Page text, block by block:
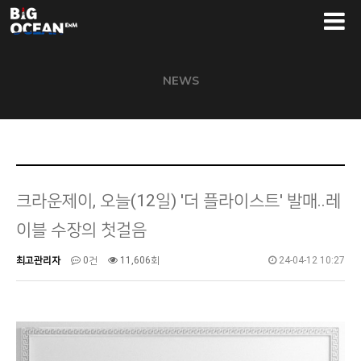
NEWS
크라운제이, 오늘(12일) '더 플라이스트' 발매..레
이블 수장의 첫걸음
최고관리자 0건 11,606회 24-04-12 10:27